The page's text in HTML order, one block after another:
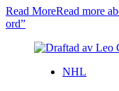
Read MoreRead more
ord”
NHL